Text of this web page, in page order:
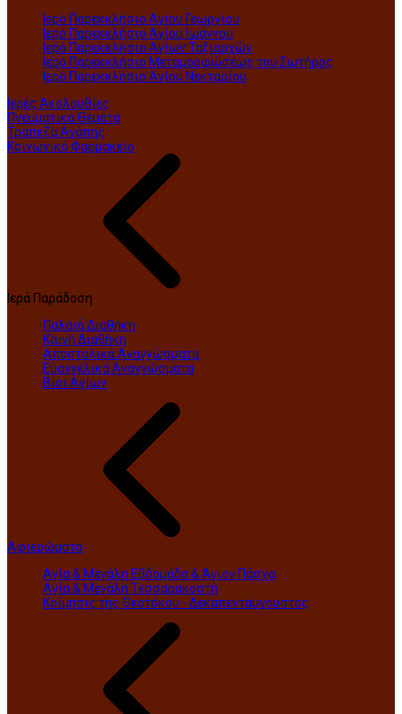
Ιερό Παρεκκλήσιο Αγίου Γεωργίου
Ιερό Παρεκκλήσιο Αγίου Ιωάννου
Ιερό Παρεκκλήσιο Αγίων Ταξιαρχών
Ιερό Παρεκκλήσιο Μεταμορφώσεως του Σωτήρος
Ιερό Παρεκκλήσιο Αγίου Νεκταρίου
Ιερές Ακολουθίες
Πνευματικά Θέματα
Τράπεζα Αγάπης
Κοινωνικό Φαρμακείο
Ιερά Παράδοση
Παλαιά Διαθήκη
Καινή Διαθήκη
Αποστολικά Αναγνώσματα
Ευαγγελικά Αναγνώσματα
Βίοι Αγίων
Αφιερώματα
Αγία & Μεγάλη Εβδομάδα & Άγιον Πάσχα
Αγία & Μεγάλη Τεσσαρακοστή
Κοίμησις της Θεοτόκου - Δεκαπενταύγουστος